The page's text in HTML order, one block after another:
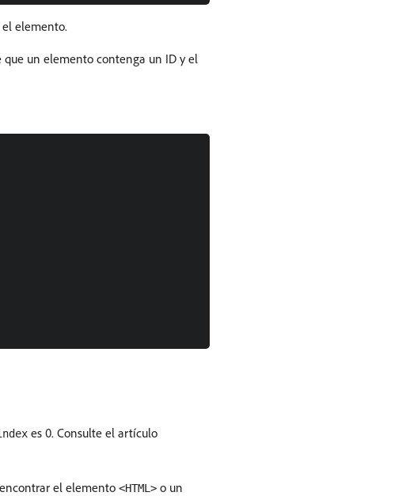
elemento.
un elemento contenga un ID y el
es 0. Consulte el artículo
el elemento <HTML> o un